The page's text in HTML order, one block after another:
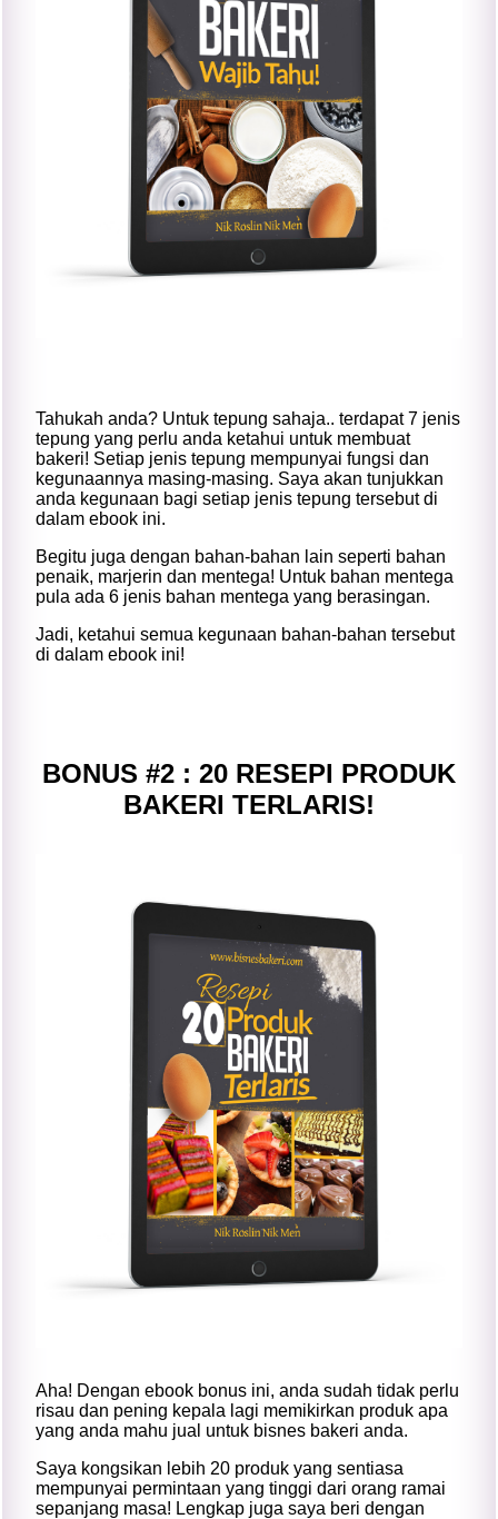
Tahukah anda? Untuk tepung sahaja.. terdapat 7 jenis
tepung yang perlu anda ketahui untuk membuat
bakeri! Setiap jenis tepung mempunyai fungsi dan
kegunaannya masing-masing. Saya akan tunjukkan
anda kegunaan bagi setiap jenis tepung tersebut di
dalam ebook ini.
Begitu juga dengan bahan-bahan lain seperti bahan
penaik, marjerin dan mentega! Untuk bahan mentega
pula ada 6 jenis bahan mentega yang berasingan.
Jadi, ketahui semua kegunaan bahan-bahan tersebut
di dalam ebook ini!
BONUS #2 : 20 RESEPI PRODUK
BAKERI TERLARIS!
Aha! Dengan ebook bonus ini, anda sudah tidak perlu
risau dan pening kepala lagi memikirkan produk apa
yang anda mahu jual untuk bisnes bakeri anda.
Saya kongsikan lebih 20 produk yang sentiasa
mempunyai permintaan yang tinggi dari orang ramai
sepanjang masa! Lengkap juga saya beri dengan